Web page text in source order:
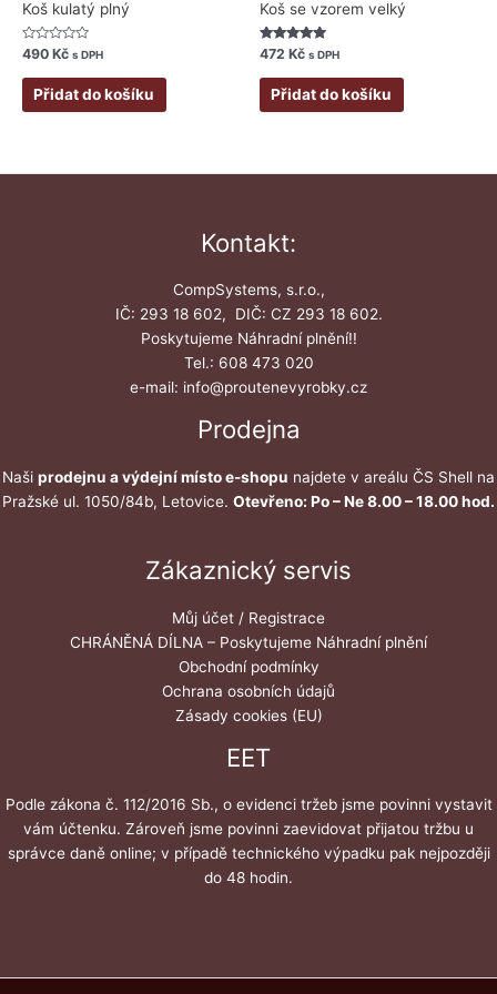
Koš kulatý plný
Hodnocení
z
490 Kč s DPH
Přidat do košíku
Koš se vzorem velký
Hodnocení
z 5
472 Kč s DPH
Přidat do košíku
Kontakt:
CompSystems, s.r.o.,
IČ: 293 18 602, DIČ: CZ 293 18 602.
Poskytujeme Náhradní plnění!!
Tel.: 608 473 020
e-mail: info@proutenevyrobky.cz
Prodejna
Naši prodejnu a výdejní místo e-shopu najdete v areálu ČS Shell na
Pražské ul. 1050/84b, Letovice. Otevřeno: Po – Ne 8.00 – 18.00 hod.
Zákaznický servis
Můj účet / Registrace
CHRÁNĚNÁ DÍLNA – Poskytujeme Náhradní plnění
Obchodní podmínky
Ochrana osobních údajů
Zásady cookies (EU)
EET
Podle zákona č. 112/2016 Sb., o evidenci tržeb jsme povinni vystavit
vám účtenku. Zároveň jsme povinni zaevidovat přijatou tržbu u
správce daně online; v případě technického výpadku pak nejpozději
do 48 hodin.